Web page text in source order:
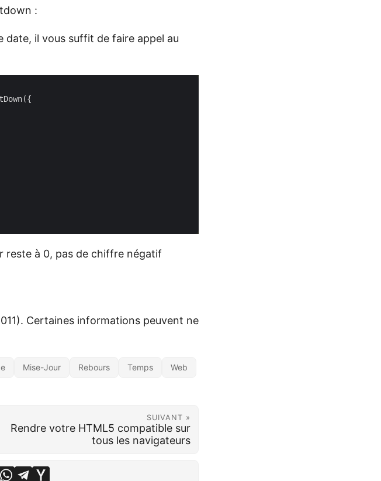
:
date, il vous suffit de faire appel au
reste à 0, pas de chiffre négatif
Certaines informations peuvent ne
Mise-Jour Rebours Temps Web
SUIVANT »
Rendre votre HTML5 compatible sur
tous les navigateurs